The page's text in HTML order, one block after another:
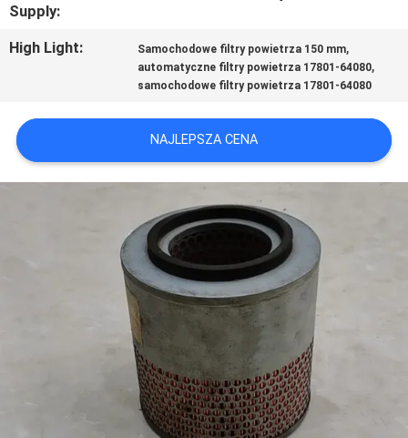
POPROSIĆ
O
SITEMAP
Supply:
High Light: Samochodowe filtry powietrza 150 mm,
automatyczne filtry powietrza 17801-64080,
samochodowe filtry powietrza 17801-64080
NAJLEPSZA CENA